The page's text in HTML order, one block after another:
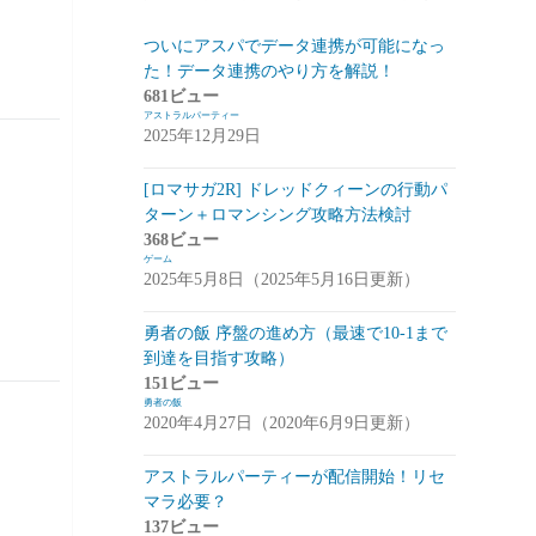
スマートフォン(94)
PC (7)
お知らせ(6)
コンパイル (9)
姫プタワー
攻略 (9)
雑談・感想(2)
リーグ・オブ・ワンダーランド(リグワ
ン)(20)
攻略 (14)
雑談(14)
ついにアスパでデータ連携が可能になっ
た！データ連携のやり方を解説！
681ビュー
アストラルパーティー
2025年12月29日
[ロマサガ2R] ドレッドクィーンの行動パ
ターン＋ロマンシング攻略方法検討
368ビュー
ゲーム
2025年5月8日（2025年5月16日更新）
勇者の飯 序盤の進め方（最速で10-1まで
到達を目指す攻略）
151ビュー
勇者の飯
2020年4月27日（2020年6月9日更新）
アストラルパーティーが配信開始！リセ
マラ必要？
137ビュー